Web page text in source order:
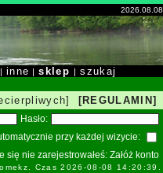
2026.08.08
| inne |sklep |szukaj
[REGULAMIN]
Hasło:
przy każdej wizycie:
się nie zarejestrowałeś: Załóż konto
Czas 2026-08-08 14:20:39.